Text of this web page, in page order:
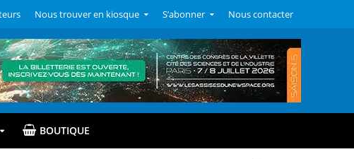
Nous trouver en kiosque S’abonner Nous contacter
BOUTIQUE